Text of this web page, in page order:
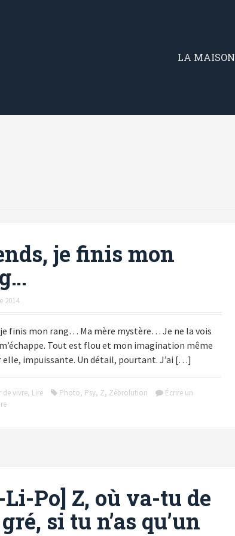
LA MAISON
je finis mon
2014
finis mon rang… Ma mère mystère… Je ne la vois
Tout est flou et mon imagination même
elle, impuissante. Un détail, pourtant. J’ai […]
de vivre, Lire Photo, Psy, Z, Zébrolution
Écrire un
Li-Po] Z, où va-tu de
si tu n’as qu’un